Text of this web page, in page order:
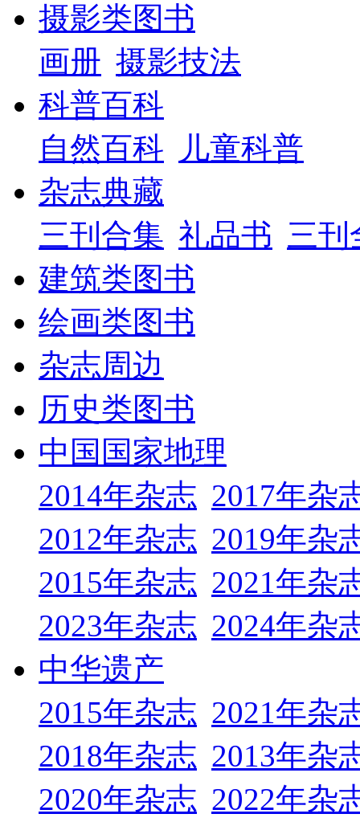
摄影类图书
画册 摄影技法
科普百科
自然百科
儿童科普
杂志典藏
三刊合集 礼品书 三刊
建筑类图书
绘画类图书
杂志周边
历史类图书
中国国家地理
2014年杂志 2017年杂
2012年杂志 2019年杂
2015年杂志 2021年杂
2023年杂志 2024年杂
中华遗产
2015年杂志 2021年杂
2018年杂志 2013年杂
2020年杂志 2022年杂